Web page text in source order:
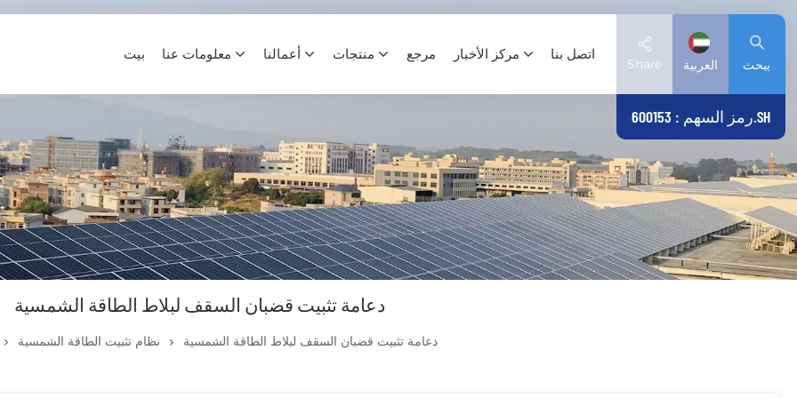
بيت معلومات عنا أعمالنا منتجات مرجع مركز الأخبار اتصل بنا
Share العربية
English
Deutsch
español
日本語
يبحث
رمز السهم : 600153.SH
دعامة تثبيت قضبان السقف لبلاط الطاقة الشمسية
نظام تثبيت الطاقة الشمسية دعامة تثبيت قضبان السقف لبلاط الطاقة الشمسية